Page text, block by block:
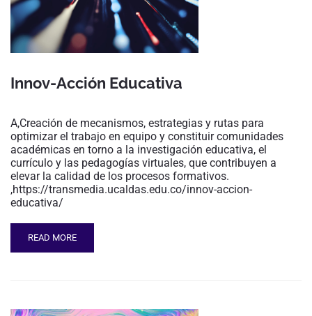
Innov-Acción Educativa
A,Creación de mecanismos, estrategias y rutas para
optimizar el trabajo en equipo y constituir comunidades
académicas en torno a la investigación educativa, el
currículo y las pedagogías virtuales, que contribuyen a
elevar la calidad de los procesos formativos.
,https://transmedia.ucaldas.edu.co/innov-accion-
educativa/
READ MORE